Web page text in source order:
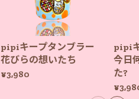
pipiキープタンブラー
花びらの想いたち
¥3,980
pipi
今日
た?